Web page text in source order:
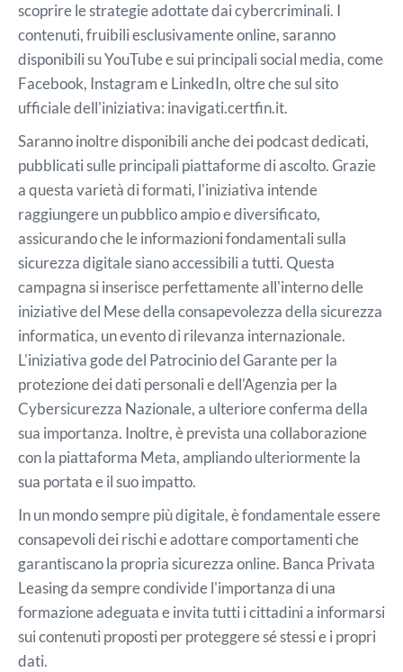
scoprire le strategie adottate dai cybercriminali. I
contenuti, fruibili esclusivamente online, saranno
disponibili su YouTube e sui principali social media, come
Facebook, Instagram e LinkedIn, oltre che sul sito
ufficiale dell'iniziativa: inavigati.certfin.it.
Saranno inoltre disponibili anche dei podcast dedicati,
pubblicati sulle principali piattaforme di ascolto. Grazie
a questa varietà di formati, l'iniziativa intende
raggiungere un pubblico ampio e diversificato,
assicurando che le informazioni fondamentali sulla
sicurezza digitale siano accessibili a tutti. Questa
campagna si inserisce perfettamente all'interno delle
iniziative del Mese della consapevolezza della sicurezza
informatica, un evento di rilevanza internazionale.
L'iniziativa gode del Patrocinio del Garante per la
protezione dei dati personali e dell'Agenzia per la
Cybersicurezza Nazionale, a ulteriore conferma della
sua importanza. Inoltre, è prevista una collaborazione
con la piattaforma Meta, ampliando ulteriormente la
sua portata e il suo impatto.
In un mondo sempre più digitale, è fondamentale essere
consapevoli dei rischi e adottare comportamenti che
garantiscano la propria sicurezza online. Banca Privata
Leasing da sempre condivide l'importanza di una
formazione adeguata e invita tutti i cittadini a informarsi
sui contenuti proposti per proteggere sé stessi e i propri
dati.